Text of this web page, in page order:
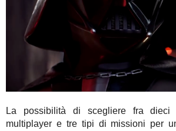
La possibilità di scegliere fra dieci
multiplayer e tre tipi di missioni per